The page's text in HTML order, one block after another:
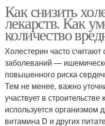
Как снизить
лекарств. Как
количество
Холестерин часто
заболеваний —
повышенного риска
Тем не менее, важно
участвует в строительстве
используется организмом
витамина D и других